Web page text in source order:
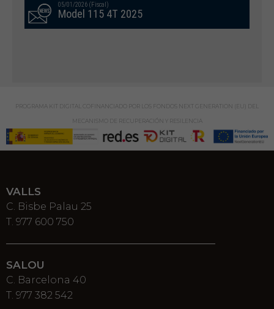
05/01/2026 (Fiscal)
Model 115 4T 2025
PROGRAMA KIT DIGITAL COFINANCIADO POR LOS FONDOS NEXT GENERATION (EU) DEL
MECANISMO DE RECUPERACIÓN Y RESILENCIA
VALLS
C. Bisbe Palau 25
T. 977 600 750
SALOU
C. Barcelona 40
T. 977 382 542